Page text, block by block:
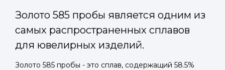
Золото 585 пробы является одним из
самых распространенных сплавов
для ювелирных изделий.
Золото 585 пробы - это сплав, содержащий 58.5%